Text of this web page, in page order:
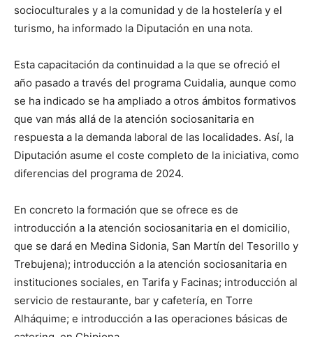
socioculturales y a la comunidad y de la hostelería y el
turismo, ha informado la Diputación en una nota.
Esta capacitación da continuidad a la que se ofreció el
año pasado a través del programa Cuidalia, aunque como
se ha indicado se ha ampliado a otros ámbitos formativos
que van más allá de la atención sociosanitaria en
respuesta a la demanda laboral de las localidades. Así, la
Diputación asume el coste completo de la iniciativa, como
diferencias del programa de 2024.
En concreto la formación que se ofrece es de
introducción a la atención sociosanitaria en el domicilio,
que se dará en Medina Sidonia, San Martín del Tesorillo y
Trebujena); introducción a la atención sociosanitaria en
instituciones sociales, en Tarifa y Facinas; introducción al
servicio de restaurante, bar y cafetería, en Torre
Alháquime; e introducción a las operaciones básicas de